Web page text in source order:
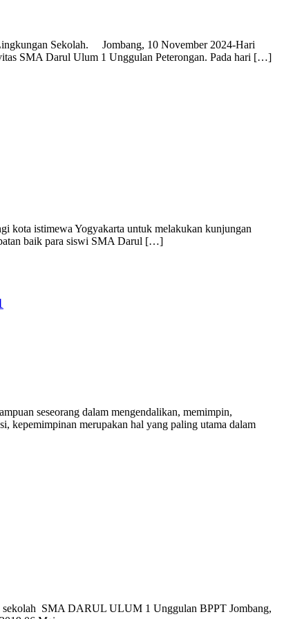
Sekolah. Jombang, 10 November 2024-Hari
SMA Darul Ulum 1 Unggulan Peterongan. Pada hari […]
istimewa Yogyakarta untuk melakukan kunjungan
baik para siswi SMA Darul […]
seseorang dalam mengendalikan, memimpin,
kepemimpinan merupakan hal yang paling utama dalam
sekolah SMA DARUL ULUM 1 Unggulan BPPT Jombang,